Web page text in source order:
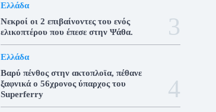
Ελλάδα
Νεκροί οι 2 επιβαίνοντες του ενός
ελικοπτέρου που έπεσε στην Ψάθα.
Ελλάδα
Βαρύ πένθος στην ακτοπλοϊα, πέθανε
ξαφνικά ο 56χρονος ύπαρχος του
Superferry